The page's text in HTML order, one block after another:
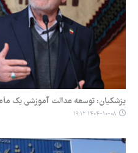
پزشکیان: توسعه عدالت آموزشی یک
۱۴۰۴-۱۰-۰۸ ۱۹:۱۲